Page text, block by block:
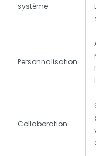
système
Personnalisation
Collaboration